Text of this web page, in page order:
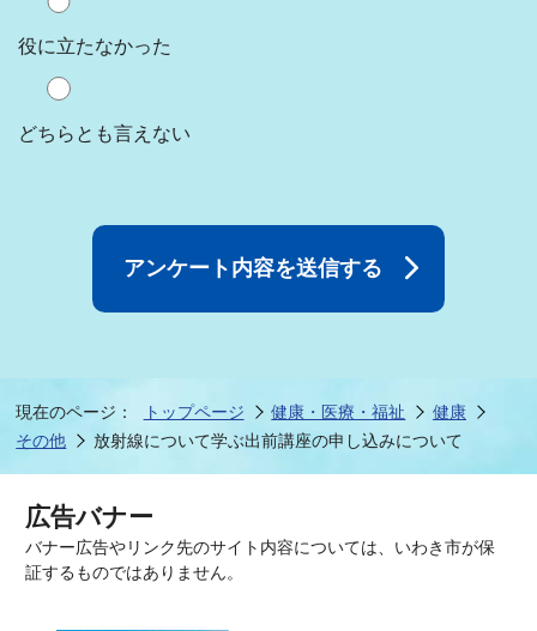
役に立たなかった
どちらとも言えない
現在のページ： トップページ 健康・医療・福祉
健康
その他
放射線について学ぶ出前講座の申し込みについて
広告バナー
バナー広告やリンク先のサイト内容については、いわき市が保
証するものではありません。